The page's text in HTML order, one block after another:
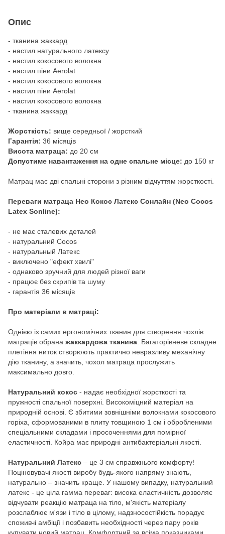
Опис
- тканина жаккард
- настил натурального латексу
- настил кокосового волокна
- настил піни Aerolat
- настил кокосового волокна
- настил піни Aerolat
- настил кокосового волокна
- тканина жаккард
Жорсткість: вище середньої / жорсткий
Гарантія: 36 місяців
Висота матраца: до 20 см
Допустиме навантаження на одне спальне місце: до 150 кг
Матрац має дві спальні сторони з різним відчуттям жорсткості.
Переваги матраца Нео Кокос Латекс Сонлайн (Neo Cocos
Latex Sonline):
- не має сталевих деталей
- натуральний Cocos
- натуральный Латекс
- виключено "ефект хвилі"
- однаково зручний для людей різної ваги
- працює без скрипів та шуму
- гарантія 36 місяців
Про матеріали в матраці:
Однією із самих ергономічних тканин для створення чохлів
матраців обрана жаккардова тканина. Багаторівневе складне
плетіння ниток створюють практично невразливу механічну
дію тканину, а значить, чохол матраца прослужить
максимально довго.
Натуральний кокос - надає необхідної жорсткості та
пружності спальної поверхні. Високоміцний матеріал на
природній основі. Є збитими зовнішніми волокнами кокосового
горіха, сформованими в плиту товщиною 1 см і обробленими
спеціальними складами і просоченнями для помірної
еластичності. Койра має природні антибактеріальні якості.
Натуральний Латекс – це 3 см справжнього комфорту!
Поціновувачі якості виробу будь-якого напряму знають,
натурально – значить краще. У нашому випадку, натуральний
латекс - це ціла гамма переваг: висока еластичність дозволяє
відчувати реакцію матраца на тіло, м'якість матеріалу
розслаблює м'язи і тіло в цілому, надзносостійкість порадує
споживчі амбіції і позбавить необхідності через пару років